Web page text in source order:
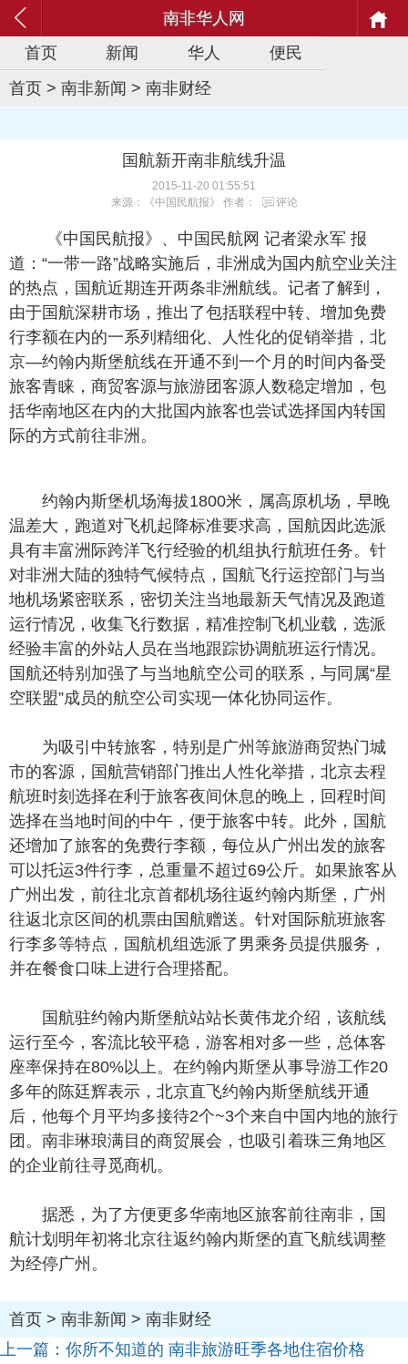
南非华人网
首页
新闻 华人
便民
首页 > 南非新闻 > 南非财经
国航新开南非航线升温
2015-11-20 01:55:51
来源：《中国民航报》 作者：
评论
《中国民航报》、中国民航网 记者梁永军 报
道：“一带一路”战略实施后，非洲成为国内航空业关注
的热点，国航近期连开两条非洲航线。记者了解到，
由于国航深耕市场，推出了包括联程中转、增加免费
行李额在内的一系列精细化、人性化的促销举措，北
京—约翰内斯堡航线在开通不到一个月的时间内备受
旅客青睐，商贸客源与旅游团客源人数稳定增加，包
括华南地区在内的大批国内旅客也尝试选择国内转国
际的方式前往非洲。
约翰内斯堡机场海拔1800米，属高原机场，早晚
温差大，跑道对飞机起降标准要求高，国航因此选派
具有丰富洲际跨洋飞行经验的机组执行航班任务。针
对非洲大陆的独特气候特点，国航飞行运控部门与当
地机场紧密联系，密切关注当地最新天气情况及跑道
运行情况，收集飞行数据，精准控制飞机业载，选派
经验丰富的外站人员在当地跟踪协调航班运行情况。
国航还特别加强了与当地航空公司的联系，与同属“星
空联盟”成员的航空公司实现一体化协同运作。
为吸引中转旅客，特别是广州等旅游商贸热门城
市的客源，国航营销部门推出人性化举措，北京去程
航班时刻选择在利于旅客夜间休息的晚上，回程时间
选择在当地时间的中午，便于旅客中转。此外，国航
还增加了旅客的免费行李额，每位从广州出发的旅客
可以托运3件行李，总重量不超过69公斤。如果旅客从
广州出发，前往北京首都机场往返约翰内斯堡，广州
往返北京区间的机票由国航赠送。针对国际航班旅客
行李多等特点，国航机组选派了男乘务员提供服务，
并在餐食口味上进行合理搭配。
国航驻约翰内斯堡航站站长黄伟龙介绍，该航线
运行至今，客流比较平稳，游客相对多一些，总体客
座率保持在80%以上。在约翰内斯堡从事导游工作20
多年的陈廷辉表示，北京直飞约翰内斯堡航线开通
后，他每个月平均多接待2个~3个来自中国内地的旅行
团。南非琳琅满目的商贸展会，也吸引着珠三角地区
的企业前往寻觅商机。
据悉，为了方便更多华南地区旅客前往南非，国
航计划明年初将北京往返约翰内斯堡的直飞航线调整
为经停广州。
首页 > 南非新闻 > 南非财经
上一篇： 你所不知道的 南非旅游旺季各地住宿价格